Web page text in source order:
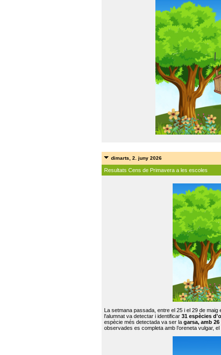
dimarts, 2. juny 2026
Resultats Cens de Primavera a les escoles
La setmana passada, entre el 25 i el 29 de
l'alumnat va detectar i identificar 31 espècies
espècie més detectada va ser la garsa, amb
observades es completa amb l’oreneta vulgar,